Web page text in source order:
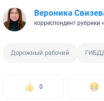
Вероника
корреспондент рубрики
Дорожный рабочий
0